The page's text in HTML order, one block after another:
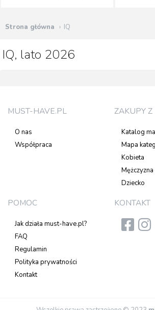
Strona główna IQ
IQ, lato 2026
MUST-HAVE.PL
O nas
Współpraca
ZAKUPY
Katalog
Mapa
Kobieta
Mężczyzna
Dziecko
POMOC
Jak działa must-have.pl?
FAQ
Regulamin
Polityka prywatności
Kontakt
KONTAKT